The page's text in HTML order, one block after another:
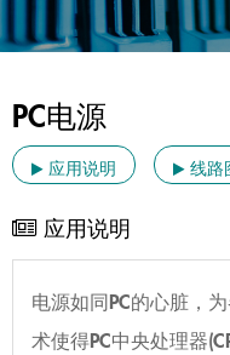
PC电源
应用说明 线路
应用说明
电源如同PC的心脏，
术使得PC中央处理器